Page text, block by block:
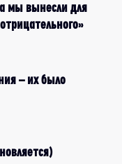
мы вынесли для
– их было